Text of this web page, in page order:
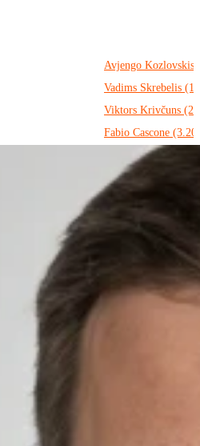
Avjengo Kozlovskis
Vadims Skrebelis
Viktors Krivčuns
Fabio Cascone (3.20)